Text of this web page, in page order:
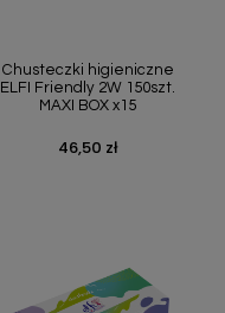
Chusteczki higieniczne
ELFI Friendly 2W 150szt.
MAXI BOX x15
Cena
46,50 zł